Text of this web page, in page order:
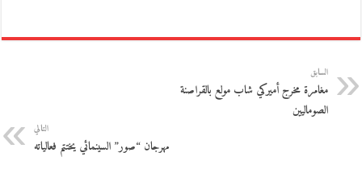
السابق
مغامرة مخرج أميركي شاب مولع بالقراصنة
الصوماليين
التالي
مهرجان “صور” السينمائي يختتم فعالياته